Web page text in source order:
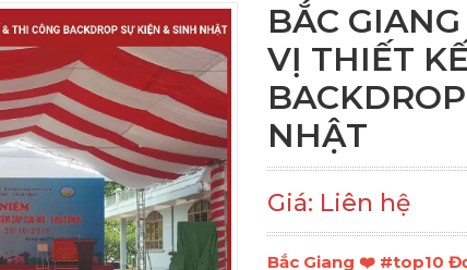
BẮC
VỊ THIẾT
NHẬT
Giá: Liên hệ
Bắc Giang ❤️️ #top10